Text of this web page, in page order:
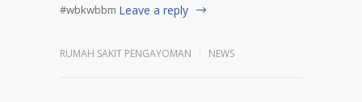
#wbkwbbm Leave a reply
RUMAH SAKIT PENGAYOMAN NEWS